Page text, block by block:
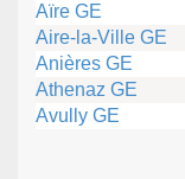
Aïre GE
Aire-la-Ville GE
Anières GE
Athenaz GE
Avully GE